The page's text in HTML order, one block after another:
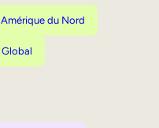
Amérique du Nord
Global